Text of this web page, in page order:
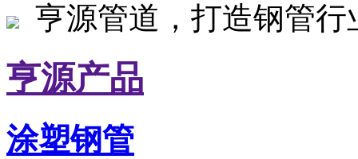
亨源管道，打造钢管
亨源产品
涂塑钢管